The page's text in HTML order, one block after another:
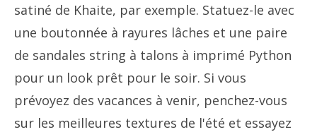
satiné de Khaite, par exemple. Statuez-le avec
une boutonnée à rayures lâches et une paire
de sandales string à talons à imprimé Python
pour un look prêt pour le soir. Si vous
prévoyez des vacances à venir, penchez-vous
sur les meilleures textures de l'été et essayez